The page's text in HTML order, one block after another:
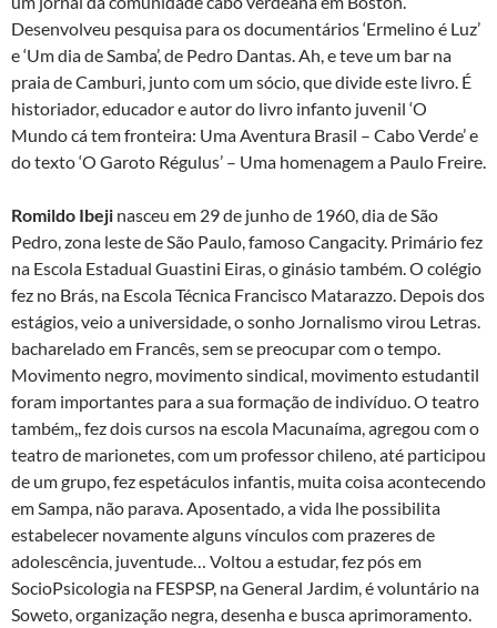
Desenvolveu pesquisa para os documentários ‘Ermelino é Luz’
e ‘Um dia de Samba’, de Pedro Dantas. Ah, e teve um bar na
praia de Camburi, junto com um sócio, que divide este livro. É
historiador, educador e autor do livro infanto juvenil ‘O
Mundo cá tem fronteira: Uma Aventura Brasil – Cabo Verde’ e
do texto ‘O Garoto Régulus’ – Uma homenagem a Paulo Freire.
Romildo Ibeji nasceu em 29 de junho de 1960, dia de São
Pedro, zona leste de São Paulo, famoso Cangacity. Primário fez
na Escola Estadual Guastini Eiras, o ginásio também. O colégio
fez no Brás, na Escola Técnica Francisco Matarazzo. Depois dos
estágios, veio a universidade, o sonho Jornalismo virou Letras.
bacharelado em Francês, sem se preocupar com o tempo.
Movimento negro, movimento sindical, movimento estudantil
foram importantes para a sua formação de indivíduo. O teatro
também,, fez dois cursos na escola Macunaíma, agregou com o
teatro de marionetes, com um professor chileno, até participou
de um grupo, fez espetáculos infantis, muita coisa acontecendo
em Sampa, não parava. Aposentado, a vida lhe possibilita
estabelecer novamente alguns vínculos com prazeres de
adolescência, juventude… Voltou a estudar, fez pós em
SocioPsicologia na FESPSP, na General Jardim, é voluntário na
Soweto, organização negra, desenha e busca aprimoramento.